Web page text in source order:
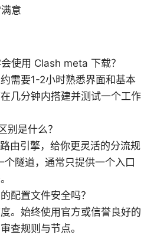
意
使用 Clash meta 下载？
需要1-2小时熟悉界面和基本
几分钟内搭建并测试一个工作
别是什么？
由引擎，给你更灵活的分流规
个隧道，通常只提供一个入口
配置文件安全吗？
。始终使用官方或信誉良好的
查规则与节点。